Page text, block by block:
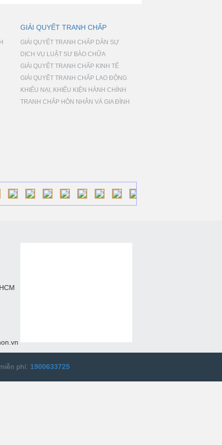
GIẢI QUYẾT TRANH CHẤP
GIẢI QUYẾT TRANH CHẤP DÂN SỰ
DỊCH VỤ LUẬT SƯ BÀO CHỮA
GIẢI QUYẾT TRANH CHẤP KINH TẾ
GIẢI QUYẾT TRANH CHẤP LAO ĐỘNG
KHIẾU NẠI, KHIẾU KIỆN HÀNH CHÍNH
TRANH CHẤP HÔN NHÂN VÀ GIA ĐÌNH
phí: 1900633725